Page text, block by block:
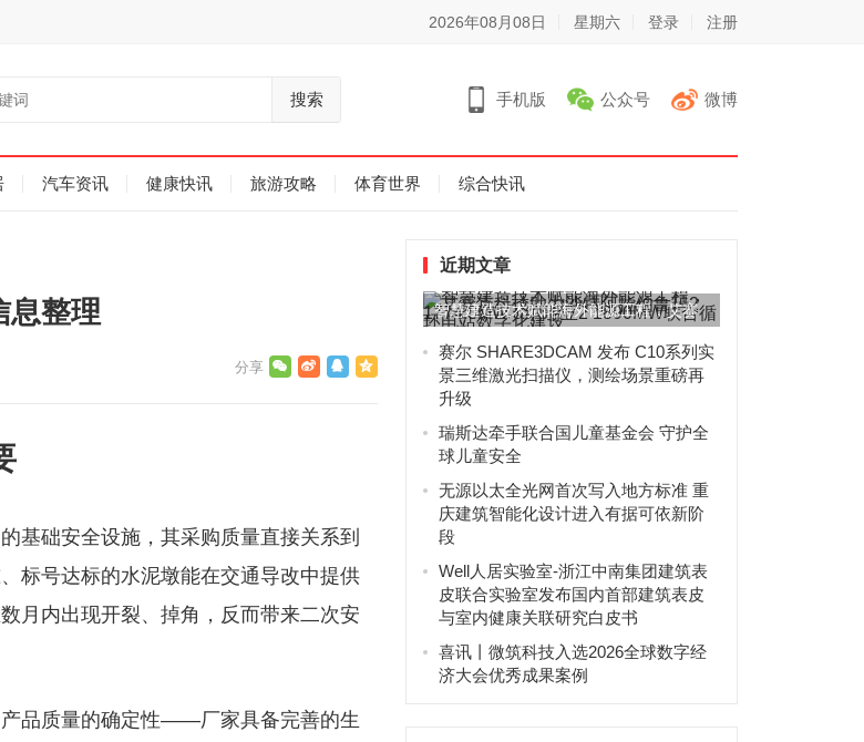
2026年08月08日 星期六 登录 注册
搜索 手机版 公众号 微博
汽车资讯 健康快讯 旅游攻略 体育世界 综合快讯
息整理
基础安全设施，其采购质量直接关系到
标号达标的水泥墩能在交通导改中提供
月内出现开裂、掉角，反而带来二次安
品质量的确定性——厂家具备完善的生
近期文章
智慧建造技术赋能海外能源工程，艾赛
克科技助力沙特阿拉伯鲁玛2...
赛尔 SHARE3DCAM 发布 C10系列实
景三维激光扫描仪，测绘场景重磅再
升级
瑞斯达牵手联合国儿童基金会 守护全
球儿童安全
无源以太全光网首次写入地方标准 重
庆建筑智能化设计进入有据可依新阶
段
Well人居实验室-浙江中南集团建筑表
皮联合实验室发布国内首部建筑表皮
与室内健康关联研究白皮书
喜讯丨微筑科技入选2026全球数字经
济大会优秀成果案例